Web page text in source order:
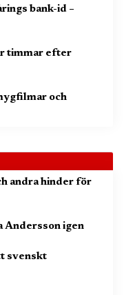
bank-id –
timmar efter
och
andra hinder för
Andersson igen
svenskt